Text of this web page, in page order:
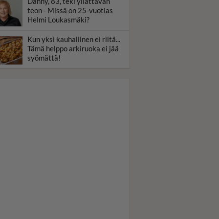
teon - Missä on 25-vuotias
Helmi Loukasmäki?
Kun yksi kauhallinen ei riitä...
Tämä helppo arkiruoka ei jää
syömättä!